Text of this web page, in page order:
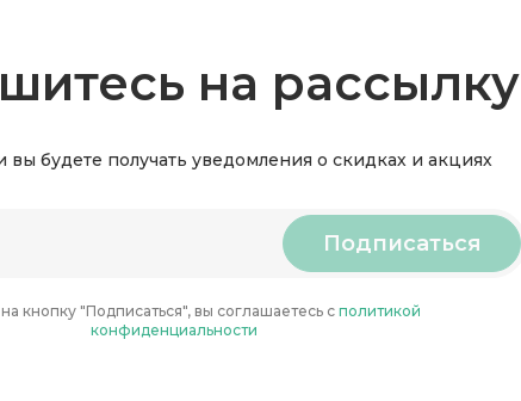
на рассылку
вы будете получать уведомления о скидках и акциях
Подписаться
кнопку "Подписаться", вы соглашаетесь с политикой
конфиденциальности